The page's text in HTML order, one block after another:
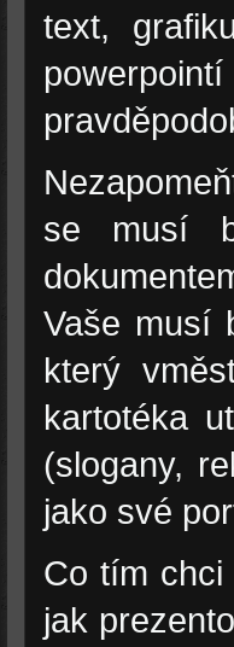
text,
se musí
Vaše musí
který
kartotéka
(slogany,
jako své
Co tím chci
jak